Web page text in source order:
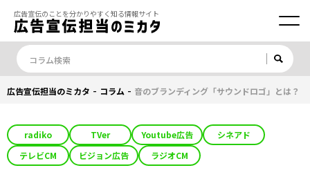
広告宣伝のことを分かりやすく知る情報サイト
広告宣伝担当のミカタ - コラム - 音のブランディング「サウンドロゴ」とは？
radiko TVer Youtube広告
シネアド
テレビCM
ビジョン広告 ラジオCM